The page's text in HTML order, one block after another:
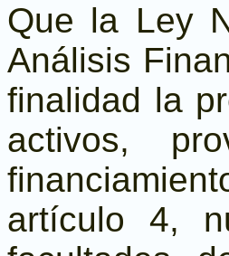
Que la Ley
Análisis
finalidad la
activos,
artículo 4,